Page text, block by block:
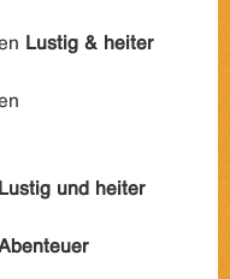
Lustig & heiter
Lustig und heiter